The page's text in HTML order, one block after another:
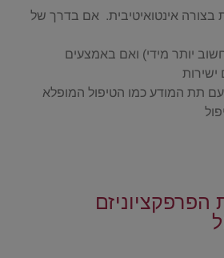
בצורה אינטואיטיבית. אם בדרך של
יותר מידי) ואם באמצעים
ישירות
תת המודע כמו הטיפול המופלא